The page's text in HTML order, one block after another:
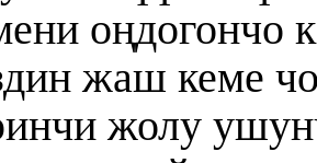
оңдогончо
жаш кеме
жолу